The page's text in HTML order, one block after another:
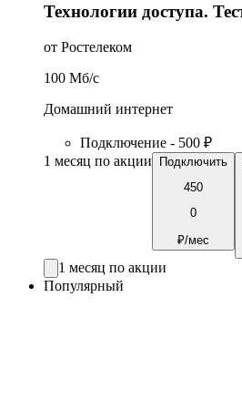
Технологии доступа.
от Ростелеком
100 Мб/c
Домашний интернет
Подключение - 500 ₽
1 месяц по акции
Подключить
450
0
₽/мес
1 месяц по акции
Популярный